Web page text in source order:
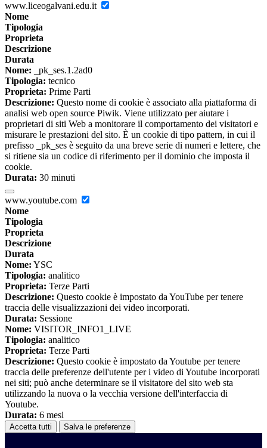
www.liceogalvani.edu.it
Nome
Tipologia
Proprieta
Descrizione
Durata
Nome: _pk_ses.1.2ad0
Tipologia: tecnico
Proprieta: Prime Parti
Descrizione: Questo nome di cookie è associato alla piattaforma di
analisi web open source Piwik. Viene utilizzato per aiutare i
proprietari di siti Web a monitorare il comportamento dei visitatori e
misurare le prestazioni del sito. È un cookie di tipo pattern, in cui il
prefisso _pk_ses è seguito da una breve serie di numeri e lettere, che
si ritiene sia un codice di riferimento per il dominio che imposta il
cookie.
Durata: 30 minuti
www.youtube.com
Nome
Tipologia
Proprieta
Descrizione
Durata
Nome: YSC
Tipologia: analitico
Proprieta: Terze Parti
Descrizione: Questo cookie è impostato da YouTube per tenere
traccia delle visualizzazioni dei video incorporati.
Durata: Sessione
Nome: VISITOR_INFO1_LIVE
Tipologia: analitico
Proprieta: Terze Parti
Descrizione: Questo cookie è impostato da Youtube per tenere
traccia delle preferenze dell'utente per i video di Youtube incorporati
nei siti; può anche determinare se il visitatore del sito web sta
utilizzando la nuova o la vecchia versione dell'interfaccia di
Youtube.
Durata: 6 mesi
Accetta tutti Salva le preferenze